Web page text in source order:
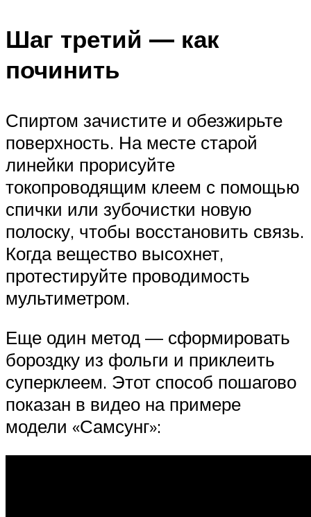
Шаг третий — как
починить
Спиртом зачистите и обезжирьте
поверхность. На месте старой
линейки прорисуйте
токопроводящим клеем с помощью
спички или зубочистки новую
полоску, чтобы восстановить связь.
Когда вещество высохнет,
протестируйте проводимость
мультиметром.
Еще один метод — сформировать
бороздку из фольги и приклеить
суперклеем. Этот способ пошагово
показан в видео на примере
модели «Самсунг»: